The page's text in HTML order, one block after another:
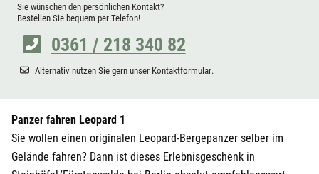
Sie wünschen den persönlichen Kontakt?
Bestellen Sie bequem per Telefon!
0361 / 218 340 82
Alternativ nutzen Sie gern unser Kontaktformular.
Panzer fahren Leopard 1
Sie wollen einen originalen Leopard-Bergepanzer selber im
Gelände fahren? Dann ist dieses Erlebnisgeschenk in